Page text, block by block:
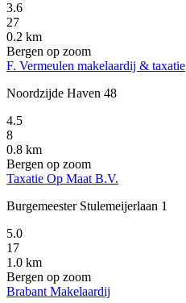
3.6
27
0.2 km
Bergen op zoom
F. Vermeulen makelaardij & taxatie
Noordzijde Haven 48
4.5
8
0.8 km
Bergen op zoom
Taxatie Op Maat B.V.
Burgemeester Stulemeijerlaan 1
5.0
17
1.0 km
Bergen op zoom
Brabant Makelaardij